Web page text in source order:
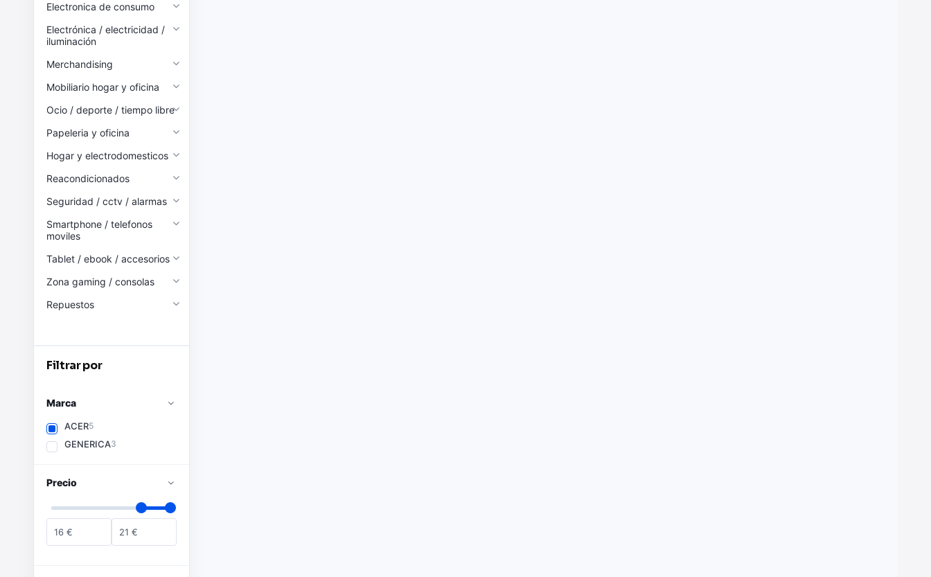
Electronica de consumo
Electrónica / electricidad /
iluminación
Merchandising
Mobiliario hogar y oficina
Ocio / deporte / tiempo libre
Papeleria y oficina
Hogar y electrodomesticos
Reacondicionados
Seguridad / cctv / alarmas
Smartphone / telefonos
moviles
Tablet / ebook / accesorios
Zona gaming / consolas
Repuestos
Filtrar por
Marca
ACER5
GENERICA3
Precio
16 € 21 €